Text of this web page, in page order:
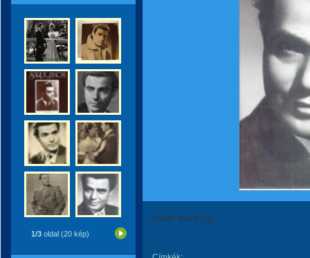
1/3 oldal (20 kép)
Sárdy János (9)